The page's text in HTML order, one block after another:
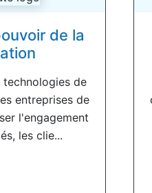
de la
technologies de
entreprises de
l'engagement
les clie...